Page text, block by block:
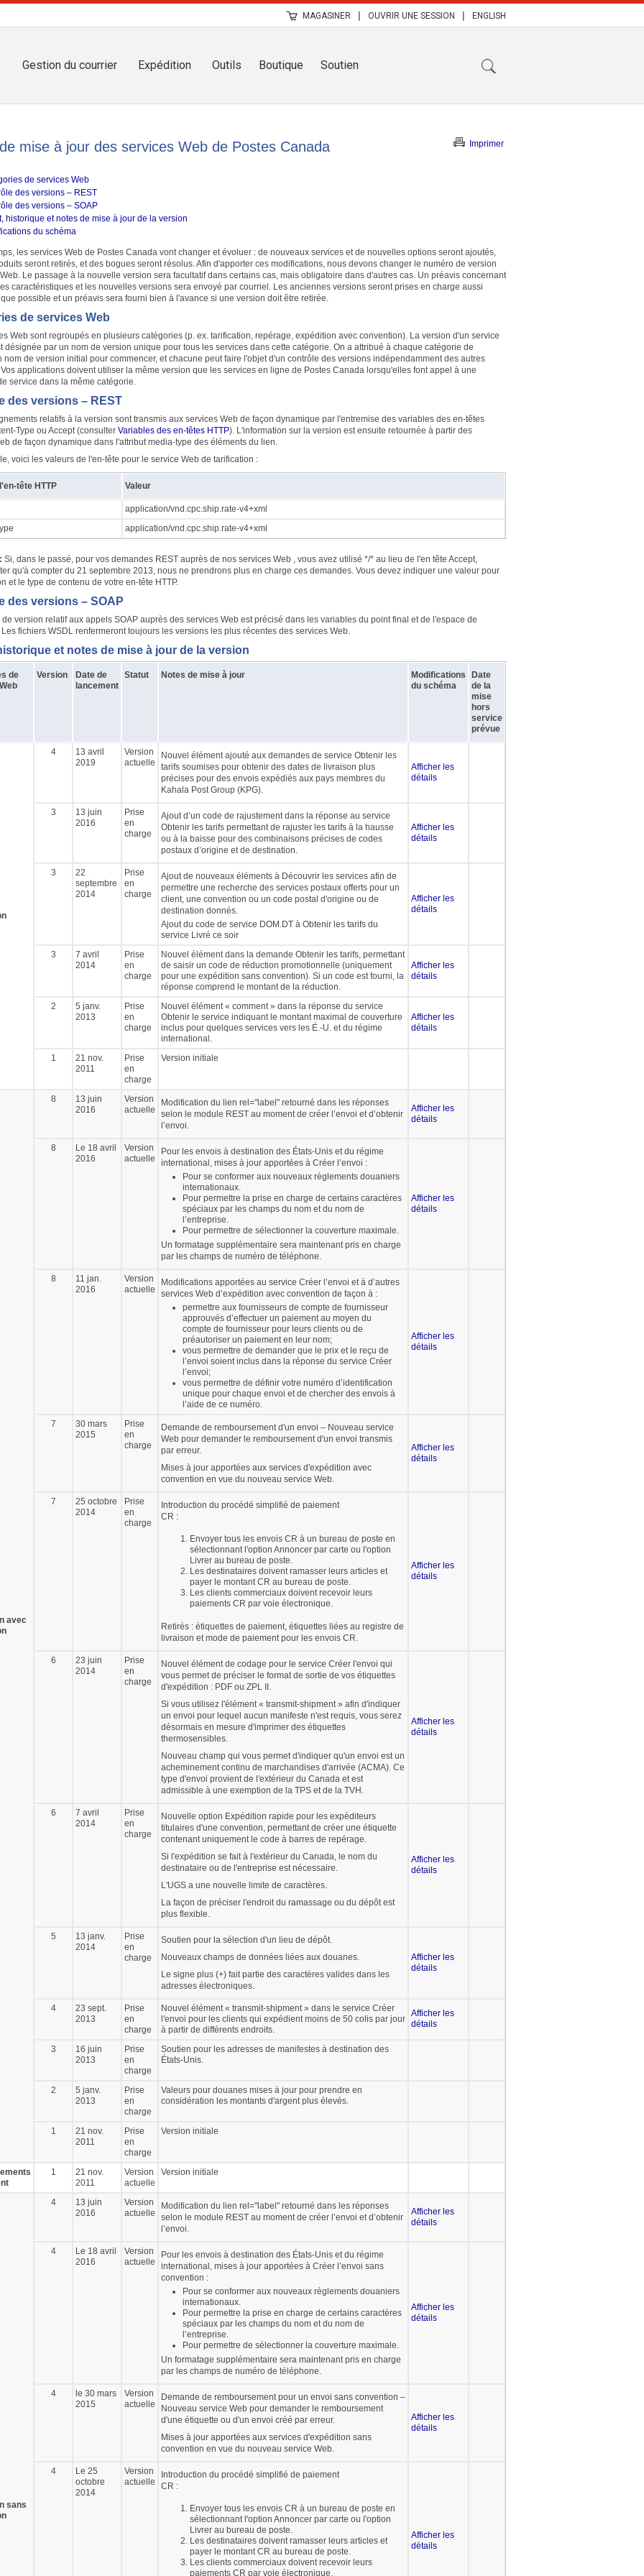
MAGASINER | OUVRIR UNE SESSION | ENGLISH
Gestion du courrier Expédition Outils Boutique Soutien
Imprimer
mise à jour des services Web de Postes Canada
de services Web
des versions – REST
des versions – SOAP
historique et notes de mise à jour de la version
du schéma
les services Web de Postes Canada vont changer et évoluer : de nouveaux services et de nouvelles options seront ajoutés,
seront retirés, et des bogues seront résolus. Afin d'apporter ces modifications, nous devons changer le numéro de version
Le passage à la nouvelle version sera facultatif dans certains cas, mais obligatoire dans d'autres cas. Un préavis concernant
caractéristiques et les nouvelles versions sera envoyé par courriel. Les anciennes versions seront prises en charge aussi
que possible et un préavis sera fourni bien à l'avance si une version doit être retirée.
de services Web
Web sont regroupés en plusieurs catégories (p. ex. tarification, repérage, expédition avec convention). La version d'un service
désignée par un nom de version unique pour tous les services dans cette catégorie. On a attribué à chaque catégorie de
nom de version initial pour commencer, et chacune peut faire l'objet d'un contrôle des versions indépendamment des autres
applications doivent utiliser la même version que les services en ligne de Postes Canada lorsqu'elles font appel à une
service dans la même catégorie.
des versions – REST
relatifs à la version sont transmis aux services Web de façon dynamique par l'entremise des variables des en-têtes
Type ou Accept (consulter Variables des en-têtes HTTP). L'information sur la version est ensuite retournée à partir des
de façon dynamique dans l'attribut media-type des éléments du lien.
voici les valeurs de l'en-tête pour le service Web de tarification :
tête HTTP Valeur
application/vnd.cpc.ship.rate-v4+xml
application/vnd.cpc.ship.rate-v4+xml
Si, dans le passé, pour vos demandes REST auprès de nos services Web , vous avez utilisé */* au lieu de l'en tête Accept,
qu'à compter du 21 septembre 2013, nous ne prendrons plus en charge ces demandes. Vous devez indiquer une valeur pour
et le type de contenu de votre en-tête HTTP.
des versions – SOAP
de version relatif aux appels SOAP auprès des services Web est précisé dans les variables du point final et de l'espace de
fichiers WSDL renfermeront toujours les versions les plus récentes des services Web.
et notes de mise à jour de la version
de
Version
Date de
lancement
Statut Notes de mise à jour
Modifications
du schéma
Date
de la
mise
hors
service
prévue
4
13 avril
2019
Version
actuelle
Nouvel élément ajouté aux demandes de service Obtenir les
tarifs soumises pour obtenir des dates de livraison plus
précises pour des envois expédiés aux pays membres du
Kahala Post Group (KPG).
Afficher les
détails
3
13 juin
2016
Prise
en
charge
Ajout d’un code de rajustement dans la réponse au service
Obtenir les tarifs permettant de rajuster les tarifs à la hausse
ou à la baisse pour des combinaisons précises de codes
postaux d’origine et de destination.
Afficher les
détails
3
22
septembre
2014
Prise
en
charge
Ajout de nouveaux éléments à Découvrir les services afin de
permettre une recherche des services postaux offerts pour un
client, une convention ou un code postal d'origine ou de
destination donnés.
Ajout du code de service DOM.DT à Obtenir les tarifs du
service Livré ce soir
Afficher les
détails
3
7 avril
2014
Prise
en
charge
Nouvel élément dans la demande Obtenir les tarifs, permettant
de saisir un code de réduction promotionnelle (uniquement
pour une expédition sans convention). Si un code est fourni, la
réponse comprend le montant de la réduction.
Afficher les
détails
2
5 janv.
2013
Prise
en
charge
Nouvel élément « comment » dans la réponse du service
Obtenir le service indiquant le montant maximal de couverture
inclus pour quelques services vers les É.-U. et du régime
international.
Afficher les
détails
1
21 nov.
2011
Prise
en
charge
Version initiale
avec
8
13 juin
2016
Version
actuelle
Modification du lien rel="label" retourné dans les réponses
selon le module REST au moment de créer l’envoi et d’obtenir
l’envoi.
Afficher les
détails
8
Le 18 avril
2016
Version
actuelle
Pour les envois à destination des États-Unis et du régime
international, mises à jour apportées à Créer l’envoi :
Pour se conformer aux nouveaux règlements douaniers
internationaux.
Pour permettre la prise en charge de certains caractères
spéciaux par les champs du nom et du nom de
l’entreprise.
Pour permettre de sélectionner la couverture maximale.
Un formatage supplémentaire sera maintenant pris en charge
par les champs de numéro de téléphone.
Afficher les
détails
8
11 jan.
2016
Version
actuelle
Modifications apportées au service Créer l’envoi et à d’autres
services Web d’expédition avec convention de façon à :
permettre aux fournisseurs de compte de fournisseur
approuvés d’effectuer un paiement au moyen du
compte de fournisseur pour leurs clients ou de
préautoriser un paiement en leur nom;
vous permettre de demander que le prix et le reçu de
l’envoi soient inclus dans la réponse du service Créer
l’envoi;
vous permettre de définir votre numéro d’identification
unique pour chaque envoi et de chercher des envois à
l’aide de ce numéro.
Afficher les
détails
7
30 mars
2015
Prise
en
charge
Demande de remboursement d'un envoi – Nouveau service
Web pour demander le remboursement d'un envoi transmis
par erreur.
Mises à jour apportées aux services d'expédition avec
convention en vue du nouveau service Web.
Afficher les
détails
7
25 octobre
2014
Prise
en
charge
Introduction du procédé simplifié de paiement
CR :
Envoyer tous les envois CR à un bureau de poste en
sélectionnant l'option Annoncer par carte ou l'option
Livrer au bureau de poste.
Les destinataires doivent ramasser leurs articles et
payer le montant CR au bureau de poste.
Les clients commerciaux doivent recevoir leurs
paiements CR par voie électronique.
Retirés : étiquettes de paiement, étiquettes liées au registre de
livraison et mode de paiement pour les envois CR.
Afficher les
détails
6
23 juin
2014
Prise
en
charge
Nouvel élément de codage pour le service Créer l'envoi qui
vous permet de préciser le format de sortie de vos étiquettes
d'expédition : PDF ou ZPL II.
Si vous utilisez l'élément « transmit-shipment » afin d'indiquer
un envoi pour lequel aucun manifeste n'est requis, vous serez
désormais en mesure d'imprimer des étiquettes
thermosensibles.
Nouveau champ qui vous permet d'indiquer qu'un envoi est un
acheminement continu de marchandises d'arrivée (ACMA). Ce
type d'envoi provient de l'extérieur du Canada et est
admissible à une exemption de la TPS et de la TVH.
Afficher les
détails
6
7 avril
2014
Prise
en
charge
Nouvelle option Expédition rapide pour les expéditeurs
titulaires d'une convention, permettant de créer une étiquette
contenant uniquement le code à barres de repérage.
Si l'expédition se fait à l'extérieur du Canada, le nom du
destinataire ou de l'entreprise est nécessaire.
L'UGS a une nouvelle limite de caractères.
La façon de préciser l'endroit du ramassage ou du dépôt est
plus flexible.
Afficher les
détails
5
13 janv.
2014
Prise
en
charge
Soutien pour la sélection d'un lieu de dépôt.
Nouveaux champs de données liées aux douanes.
Le signe plus (+) fait partie des caractères valides dans les
adresses électroniques.
Afficher les
détails
4
23 sept.
2013
Prise
en
charge
Nouvel élément « transmit-shipment » dans le service Créer
l'envoi pour les clients qui expédient moins de 50 colis par jour
à partir de différents endroits.
Afficher les
détails
3
16 juin
2013
Prise
en
charge
Soutien pour les adresses de manifestes à destination des
États-Unis.
2
5 janv.
2013
Prise
en
charge
Valeurs pour douanes mises à jour pour prendre en
considération les montants d'argent plus élevés.
1
21 nov.
2011
Prise
en
charge
Version initiale
1
21 nov.
2011
Version
actuelle
Version initiale
sans
4
13 juin
2016
Version
actuelle
Modification du lien rel="label" retourné dans les réponses
selon le module REST au moment de créer l’envoi et d’obtenir
l’envoi.
Afficher les
détails
4
Le 18 avril
2016
Version
actuelle
Pour les envois à destination des États-Unis et du régime
international, mises à jour apportées à Créer l’envoi sans
convention :
Pour se conformer aux nouveaux règlements douaniers
internationaux.
Pour permettre la prise en charge de certains caractères
spéciaux par les champs du nom et du nom de
l’entreprise.
Pour permettre de sélectionner la couverture maximale.
Un formatage supplémentaire sera maintenant pris en charge
par les champs de numéro de téléphone.
Afficher les
détails
4
le 30 mars
2015
Version
actuelle
Demande de remboursement pour un envoi sans convention –
Nouveau service Web pour demander le remboursement
d'une étiquette ou d'un envoi créé par erreur.
Mises à jour apportées aux services d'expédition sans
convention en vue du nouveau service Web.
Afficher les
détails
4
Le 25
octobre
2014
Version
actuelle
Introduction du procédé simplifié de paiement
CR :
Envoyer tous les envois CR à un bureau de poste en
sélectionnant l'option Annoncer par carte ou l'option
Livrer au bureau de poste.
Les destinataires doivent ramasser leurs articles et
payer le montant CR au bureau de poste.
Les clients commerciaux doivent recevoir leurs
paiements CR par voie électronique.
Afficher les
détails